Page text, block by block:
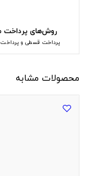
روش‌های پرداخت
پرداخت قسطی و
محصولات مشابه